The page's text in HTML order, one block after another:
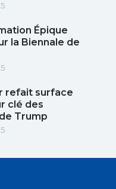
Épique
la Biennale de
refait surface
clé des
Trump